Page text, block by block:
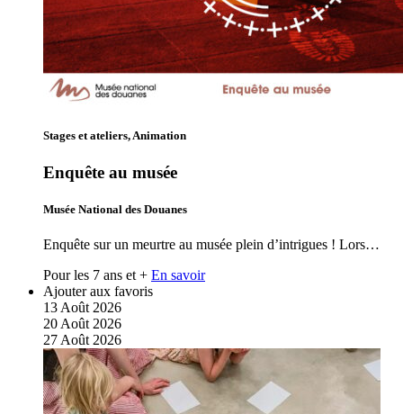
Stages et ateliers, Animation
Enquête au musée
Musée National des Douanes
Enquête sur un meurtre au musée plein d’intrigues ! Lors…
Pour les 7 ans et + En savoir
Ajouter aux favoris
13 Août 2026
20 Août 2026
27 Août 2026